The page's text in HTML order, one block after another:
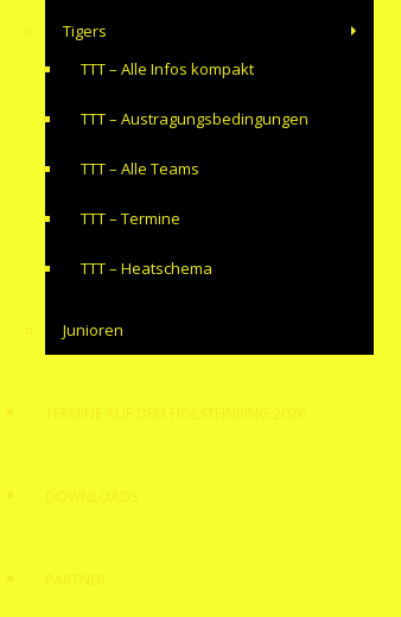
Tigers
TTT – Alle Infos kompakt
TTT – Austragungsbedingungen
TTT – Alle Teams
TTT – Termine
TTT – Heatschema
Junioren